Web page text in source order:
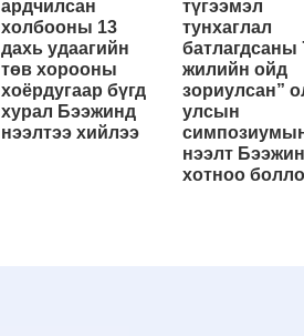
ардчилсан
холбооны 13
дахь удаагийн
төв хорооны
хоёрдугаар бүгд
хурал Бээжинд
нээлтээ хийлээ
түгээмэл
тунхаглал
батлагдсаны
жилийн ойд
зориулсан”
улсын
нээлт Бээжин
хотноо